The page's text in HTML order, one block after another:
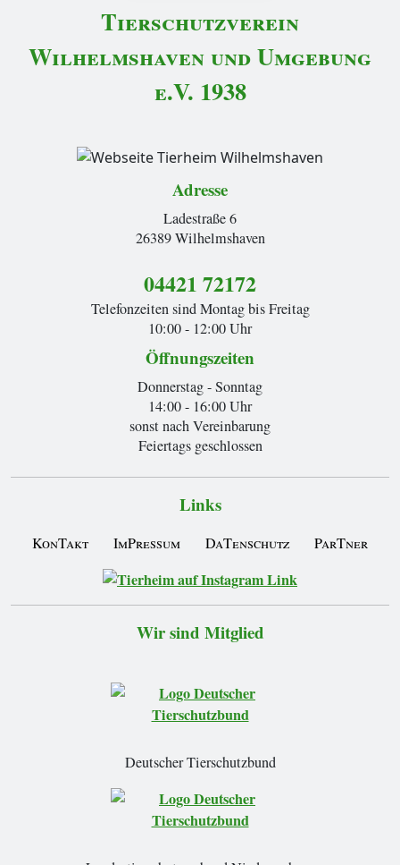
Tierschutzverein
Wilhelmshaven und Umgebung
e.V. 1938
Adresse
Ladestraße 6
26389 Wilhelmshaven
04421 72172
Telefonzeiten sind Montag bis Freitag
10:00 - 12:00 Uhr
Öffnungszeiten
Donnerstag - Sonntag
14:00 - 16:00 Uhr
sonst nach Vereinbarung
Feiertags geschlossen
Links
KonTakt ImPressum DaTenschutz ParTner
Wir sind Mitglied
Deutscher Tierschutzbund